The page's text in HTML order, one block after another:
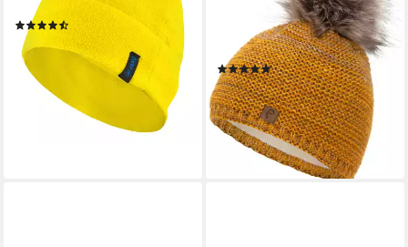
Fleecemütze
(5)
15,79 €
lieferbar - in 6-8 Werktagen bei dir
+2
Damen Herren Mütze Beanie
Haube gefüttert
Bommelmütze
(4)
24,90 € UVP29,90 €
-17%
lieferbar - in 4-5 Werktagen bei dir
+1